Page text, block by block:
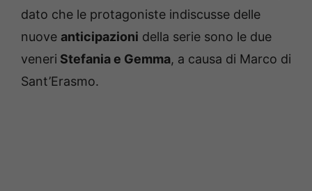
dato che le protagoniste indiscusse delle
nuove anticipazioni della serie sono le due
veneri Stefania e Gemma, a causa di Marco di
Sant’Erasmo.